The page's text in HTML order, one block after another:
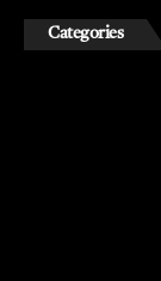
Categories